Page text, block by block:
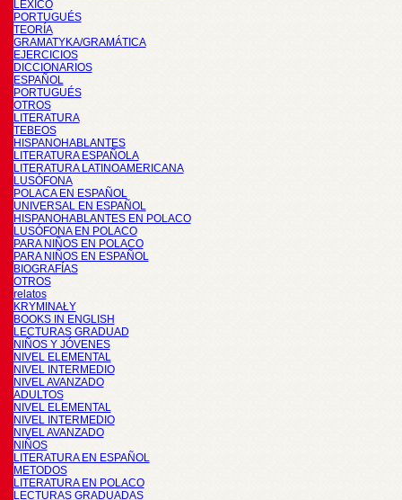
LÉXICO
PORTUGUÉS
TEORÍA
GRAMATYKA/GRAMÁTICA
EJERCICIOS
DICCIONARIOS
ESPAÑOL
PORTUGUÉS
OTROS
LITERATURA
TEBEOS
HISPANOHABLANTES
LITERATURA ESPAÑOLA
LITERATURA LATINOAMERICANA
LUSÓFONA
POLACA EN ESPAÑOL
UNIVERSAL EN ESPAÑOL
HISPANOHABLANTES EN POLACO
LUSÓFONA EN POLACO
PARA NIÑOS EN POLACO
PARA NIÑOS EN ESPAÑOL
BIOGRAFÍAS
OTROS
relatos
KRYMINAŁY
BOOKS IN ENGLISH
LECTURAS GRADUAD
NIÑOS Y JÓVENES
NIVEL ELEMENTAL
NIVEL INTERMEDIO
NIVEL AVANZADO
ADULTOS
NIVEL ELEMENTAL
NIVEL INTERMEDIO
NIVEL AVANZADO
NIÑOS
LITERATURA EN ESPAÑOL
METODOS
LITERATURA EN POLACO
LECTURAS GRADUADAS